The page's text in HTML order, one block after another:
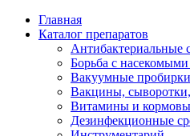
Главная
Каталог препаратов
Антибактериальные
Борьба с
Вакуумные пробирки
Вакцины,
Витамины и
Дезинфекционные